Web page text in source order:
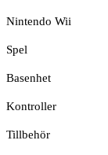
Nintendo Wii
Spel
Basenhet
Kontroller
Tillbehör